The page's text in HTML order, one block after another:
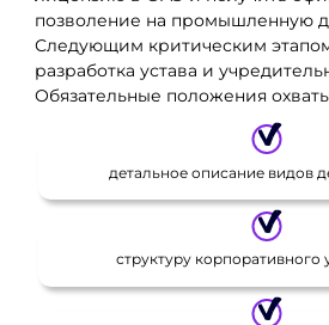
позволение на промышленную
Следующим критическим
разработка устава и
Обязательные положения
детальное описание видов
структуру корпоративного